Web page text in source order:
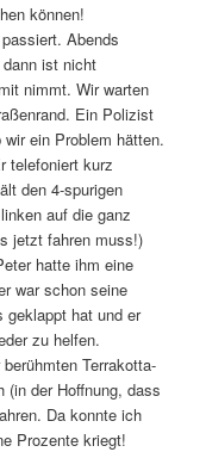
können!
Abends
ist nicht
nimmt. Wir warten
Ein Polizist
ein Problem hätten.
telefoniert kurz
den 4-spurigen
auf die ganz
jetzt fahren muss!)
hatte ihm eine
war schon seine
geklappt hat und er
zu helfen.
Terrakotta-
(in der Hoffnung, dass
Da konnte ich
Prozente kriegt!